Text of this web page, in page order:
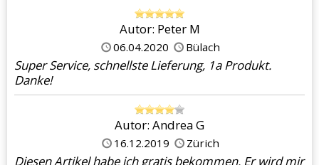
Autor: Peter M
06.04.2020 Bülach
Super Service, schnellste Lieferung, 1a Produkt.
Danke!
Autor: Andrea G
16.12.2019 Zürich
Diesen Artikel habe ich gratis bekommen. Er wird mir